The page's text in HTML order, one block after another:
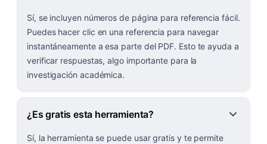
Sí, se incluyen números de página para referencia fácil.
Puedes hacer clic en una referencia para navegar
instantáneamente a esa parte del PDF. Esto te ayuda a
verificar respuestas, algo importante para la
investigación académica.
¿Es gratis esta herramienta?
Sí, la herramienta se puede usar gratis y te permite